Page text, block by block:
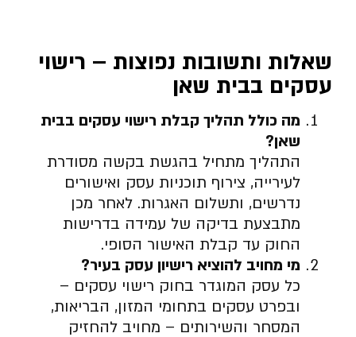
שאלות ותשובות נפוצות – רישוי
עסקים בבית שאן
מה כולל תהליך קבלת רישוי עסקים בבית
שאן?
התהליך מתחיל בהגשת בקשה מסודרת
לעירייה, צירוף תוכניות עסק ואישורים
נדרשים, ותשלום האגרות. לאחר מכן
מתבצעת בדיקה של עמידה בדרישות
החוק עד קבלת האישור הסופי.
מי מחויב להוציא רישיון עסק בעיר?
כל עסק המוגדר בחוק רישוי עסקים –
ובפרט עסקים בתחומי המזון, הבריאות,
המסחר והשירותים – מחויב להחזיק